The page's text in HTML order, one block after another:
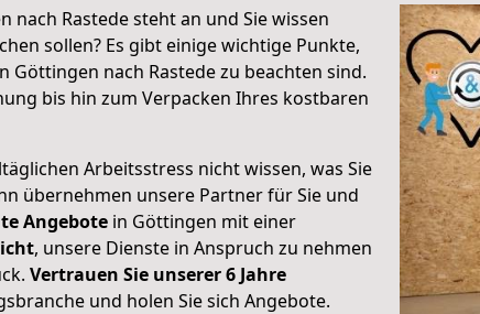
nach Rastede steht an und Sie wissen
sollen? Es gibt einige wichtige Punkte,
Göttingen nach Rastede zu beachten sind.
bis hin zum Verpacken Ihres kostbaren
Arbeitsstress nicht wissen, was Sie
übernehmen unsere Partner für Sie und
Angebote in Göttingen mit einer
, unsere Dienste in Anspruch zu nehmen
Vertrauen Sie unserer 6 Jahre
und holen Sie sich Angebote.